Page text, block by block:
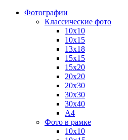
Фотографии
Классические фото
10х10
10х15
13х18
15х15
15х20
20х20
20х30
30х30
30х40
А4
Фото в рамке
10х10